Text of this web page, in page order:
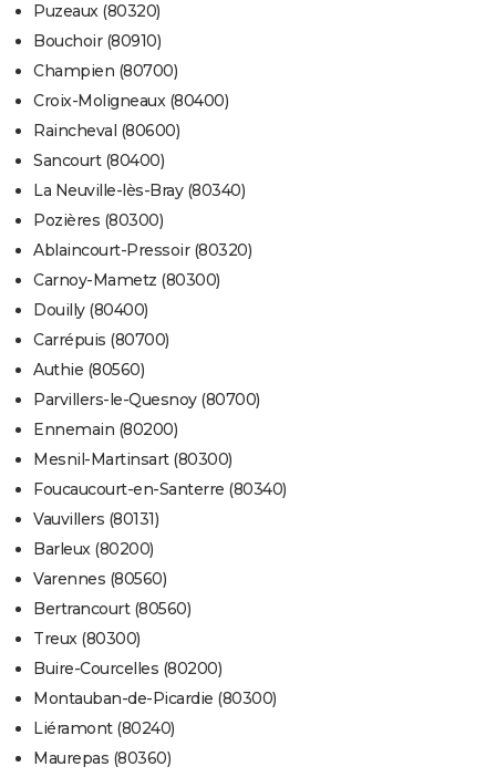
Puzeaux (80320)
Bouchoir (80910)
Champien (80700)
Croix-Moligneaux (80400)
Raincheval (80600)
Sancourt (80400)
La Neuville-lès-Bray (80340)
Pozières (80300)
Ablaincourt-Pressoir (80320)
Carnoy-Mametz (80300)
Douilly (80400)
Carrépuis (80700)
Authie (80560)
Parvillers-le-Quesnoy (80700)
Ennemain (80200)
Mesnil-Martinsart (80300)
Foucaucourt-en-Santerre (80340)
Vauvillers (80131)
Barleux (80200)
Varennes (80560)
Bertrancourt (80560)
Treux (80300)
Buire-Courcelles (80200)
Montauban-de-Picardie (80300)
Liéramont (80240)
Maurepas (80360)